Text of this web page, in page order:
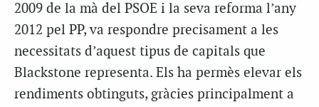
2009 de la mà del PSOE i la seva reforma l’any
2012 pel PP, va respondre precisament a les
necessitats d’aquest tipus de capitals que
Blackstone representa. Els ha permès elevar els
rendiments obtinguts, gràcies principalment a